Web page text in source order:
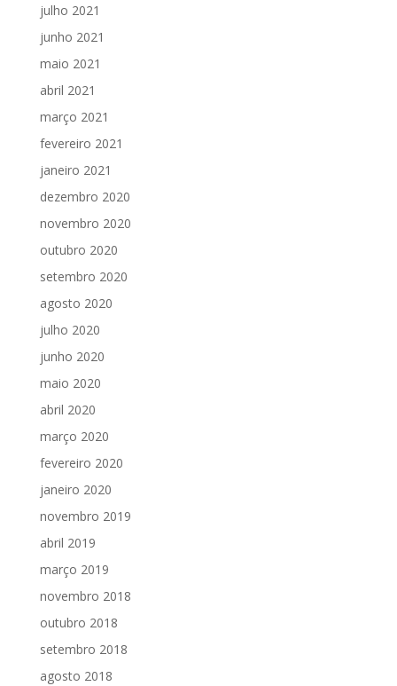
julho 2021
junho 2021
maio 2021
abril 2021
março 2021
fevereiro 2021
janeiro 2021
dezembro 2020
novembro 2020
outubro 2020
setembro 2020
agosto 2020
julho 2020
junho 2020
maio 2020
abril 2020
março 2020
fevereiro 2020
janeiro 2020
novembro 2019
abril 2019
março 2019
novembro 2018
outubro 2018
setembro 2018
agosto 2018